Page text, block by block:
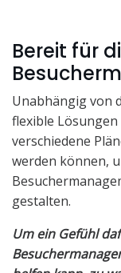
Bereit für
Unabhängig von
flexible
verschiedene
werden können,
gestalten.
Um ein Gefühl